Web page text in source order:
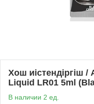
Хош иістендіргіш /
Liquid LR01 5ml
В наличии 2 ед.